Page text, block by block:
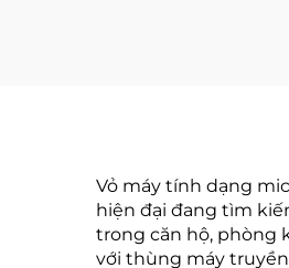
Vỏ máy tính dạng
hiện đại đang tìm
trong căn hộ, phòng
với thùng máy